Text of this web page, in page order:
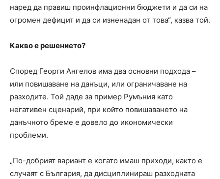
наред да правиш проинфлационни бюджети и да си на
огромен дефицит и да си изненадан от това“, казва той.
Какво е решението?
Според Георги Ангелов има два основни подхода –
или повишаване на данъци, или ограничаване на
разходите. Той даде за пример Румъния като
негативен сценарий, при който повишаването на
данъчното бреме е довело до икономически
проблеми.
„По-добрият вариант е когато имаш приходи, както е
случаят с България, да дисциплинираш разходната